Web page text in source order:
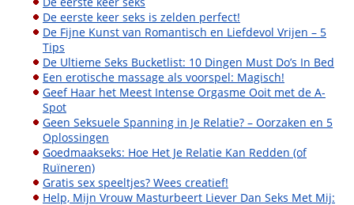
De eerste keer seks is zelden perfect!
De Fijne Kunst van Romantisch en Liefdevol Vrijen – 5
Tips
De Ultieme Seks Bucketlist: 10 Dingen Must Do’s In Bed
Een erotische massage als voorspel: Magisch!
Geef Haar het Meest Intense Orgasme Ooit met de A-
Spot
Geen Seksuele Spanning in Je Relatie? – Oorzaken en 5
Oplossingen
Goedmaakseks: Hoe Het Je Relatie Kan Redden (of
Ruïneren)
Gratis sex speeltjes? Wees creatief!
Help, Mijn Vrouw Masturbeert Liever Dan Seks Met Mij: